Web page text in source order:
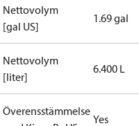
Nettovolym
[gal US]
1.69 gal
Nettovolym
[liter]
6.400 L
Överensstämmelse
Yes